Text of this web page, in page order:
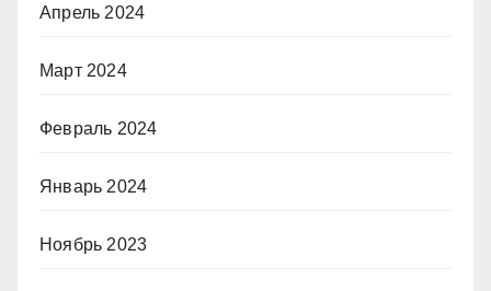
Апрель 2024
Март 2024
Февраль 2024
Январь 2024
Ноябрь 2023